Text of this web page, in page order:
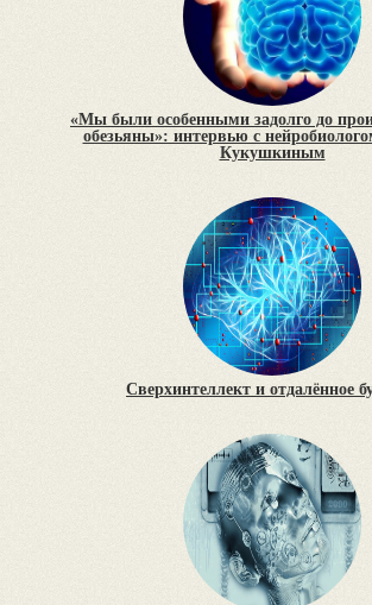
«Мы были особенными задолго до
обезьяны»: интервью с
Кукушкиным
Сверхинтеллект и отдалённое